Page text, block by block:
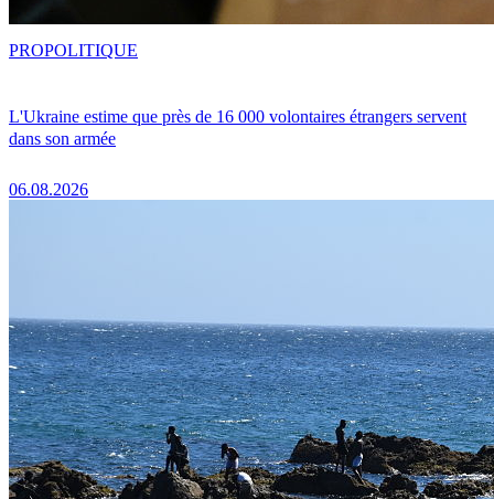
L'Ukraine estime que près de 16 000 volontaires étrangers servent
dans son armée
06.08.2026
PROPOLITIQUE